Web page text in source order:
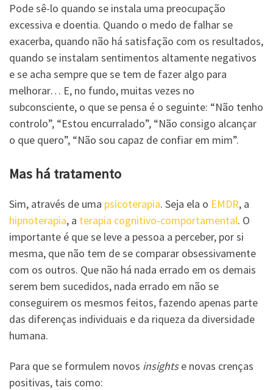
Pode sê-lo quando se instala uma preocupação
excessiva e doentia. Quando o medo de falhar se
exacerba, quando não há satisfação com os resultados,
quando se instalam sentimentos altamente negativos
e se acha sempre que se tem de fazer algo para
melhorar… E, no fundo, muitas vezes no
subconsciente, o que se pensa é o seguinte: “Não tenho
controlo”, “Estou encurralado”, “Não consigo alcançar
o que quero”, “Não sou capaz de confiar em mim”.
Mas há tratamento
Sim, através de uma psicoterapia. Seja ela o EMDR, a
hipnoterapia, a terapia cognitivo-comportamental. O
importante é que se leve a pessoa a perceber, por si
mesma, que não tem de se comparar obsessivamente
com os outros. Que não há nada errado em os demais
serem bem sucedidos, nada errado em não se
conseguirem os mesmos feitos, fazendo apenas parte
das diferenças individuais e da riqueza da diversidade
humana.
Para que se formulem novos insightse novas crenças
positivas, tais como: